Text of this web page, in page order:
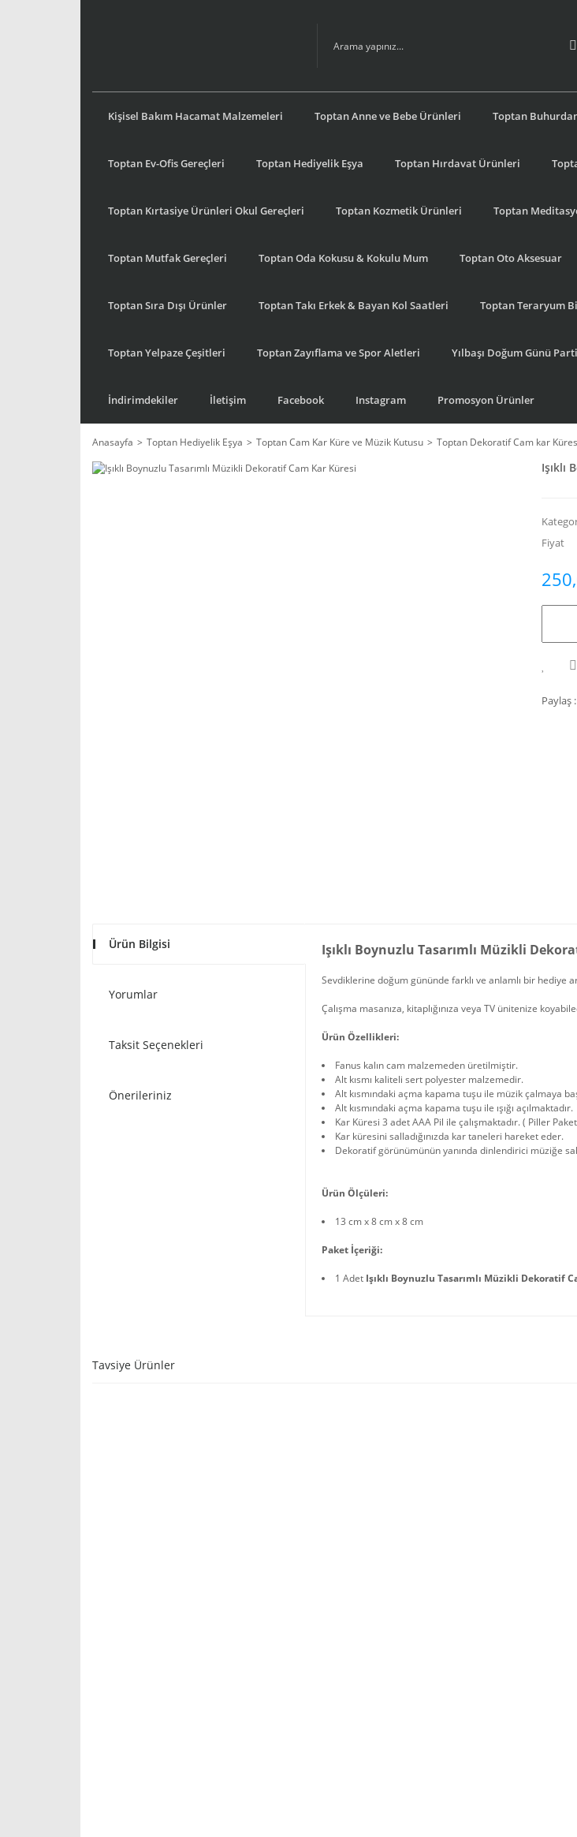
Kişisel Bakım Hacamat Malzemeleri Toptan Anne ve Bebe Ürünleri Toptan
Toptan Ev-Ofis Gereçleri Toptan Hediyelik Eşya Toptan Hırdavat Ürünleri
Toptan Kırtasiye Ürünleri Okul Gereçleri Toptan Kozmetik Ürünleri Toptan
Toptan Mutfak Gereçleri Toptan Oda Kokusu & Kokulu Mum Toptan Oto Aksesuar
Toptan Sıra Dışı Ürünler Toptan Takı Erkek & Bayan Kol Saatleri Toptan Teraryum
Toptan Yelpaze Çeşitleri Toptan Zayıflama ve Spor Aletleri Yılbaşı Doğum Günü
İndirimdekiler İletişim Facebook Instagram Promosyon Ürünler
Anasayfa Toptan Hediyelik Eşya Toptan Cam Kar Küre ve Müzik Kutusu Toptan Dekoratif Cam kar
Işıklı
Fiyat
Paylaş :
Ürün Bilgisi
Yorumlar
Taksit Seçenekleri
Önerileriniz
Işıklı Boynuzlu Tasarımlı Müzikli
Sevdiklerine doğum gününde farklı ve anlamlı bir hediye
Çalışma masanıza, kitaplığınıza veya TV ünitenize
Ürün Özellikleri:
Fanus kalın cam malzemeden üretilmiştir.
Alt kısmı kaliteli sert polyester malzemedir.
Alt kısmındaki açma kapama tuşu ile müzik çalmaya
Alt kısmındaki açma kapama tuşu ile ışığı açılmaktadır.
Kar Küresi 3 adet AAA Pil ile çalışmaktadır. ( Piller
Kar küresini salladığınızda kar taneleri hareket eder.
Dekoratif görünümünün yanında dinlendirici müziğe
Ürün Ölçüleri:
13 cm x 8 cm x 8 cm
Paket İçeriği:
1 Adet Işıklı Boynuzlu Tasarımlı Müzikli Dekoratif
Tavsiye Ürünler